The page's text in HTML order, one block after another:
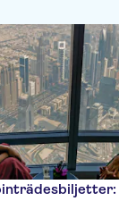
& akvarier